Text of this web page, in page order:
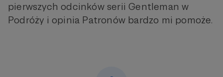
pierwszych odcinków serii Gentleman w
Podróży i opinia Patronów bardzo mi pomoże.